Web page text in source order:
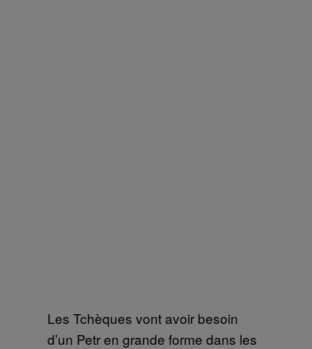
Les Tchèques vont avoir besoin
d’un Petr en grande forme dans les